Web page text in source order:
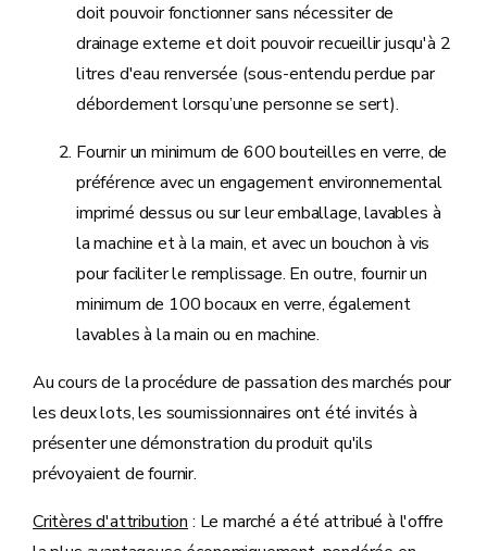
doit pouvoir fonctionner sans nécessiter de
drainage externe et doit pouvoir recueillir jusqu'à 2
litres d'eau renversée (sous-entendu perdue par
débordement lorsqu’une personne se sert).
Fournir un minimum de 600 bouteilles en verre, de
préférence avec un engagement environnemental
imprimé dessus ou sur leur emballage, lavables à
la machine et à la main, et avec un bouchon à vis
pour faciliter le remplissage. En outre, fournir un
minimum de 100 bocaux en verre, également
lavables à la main ou en machine.
Au cours de la procédure de passation des marchés pour
les deux lots, les soumissionnaires ont été invités à
présenter une démonstration du produit qu'ils
prévoyaient de fournir.
Critères d'attribution : Le marché a été attribué à l'offre